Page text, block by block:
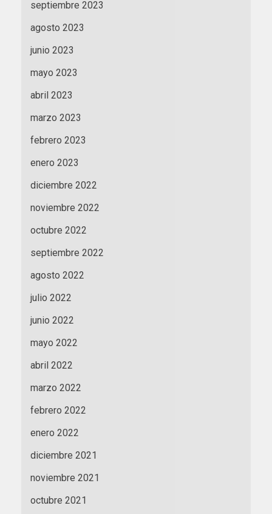
septiembre 2023
agosto 2023
junio 2023
mayo 2023
abril 2023
marzo 2023
febrero 2023
enero 2023
diciembre 2022
noviembre 2022
octubre 2022
septiembre 2022
agosto 2022
julio 2022
junio 2022
mayo 2022
abril 2022
marzo 2022
febrero 2022
enero 2022
diciembre 2021
noviembre 2021
octubre 2021